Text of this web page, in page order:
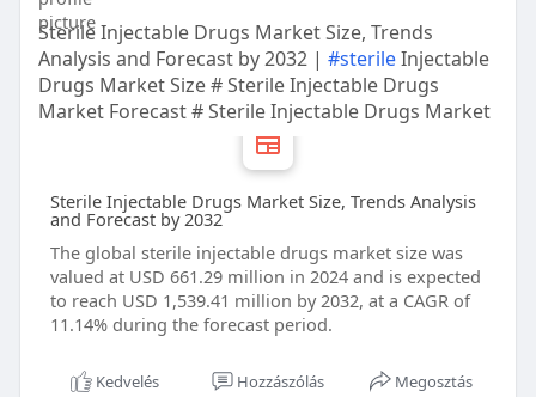
Sterile Injectable Drugs Market Size, Trends
Analysis and Forecast by 2032 | #sterileInjectable
Drugs Market Size # Sterile Injectable Drugs
Market Forecast # Sterile Injectable Drugs Market
Sterile Injectable Drugs Market Size, Trends Analysis
and Forecast by 2032
The global sterile injectable drugs market size was
valued at USD 661.29 million in 2024 and is expected
to reach USD 1,539.41 million by 2032, at a CAGR of
11.14% during the forecast period.
Kedvelés Hozzászólás Megosztás